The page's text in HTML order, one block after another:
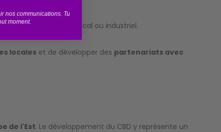
même à usage médical ou industriel.
localeset de développer des partenariats avec
de l'Est. Le développement du CBD y représente un
nos communications. Tu
moment.